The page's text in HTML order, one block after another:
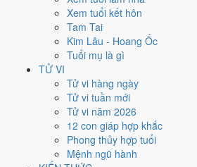
Xem tuổi kết hôn
Tam Tai
Kim Lâu - Hoang Ốc
Tuổi mụ là gì
TỬ VI
Tử vi hàng ngày
Tử vi tuần mới
Tử vi năm 2026
12 con giáp hợp khắc
Phong thủy hợp tuổi
Mệnh ngũ hành
Năm 2003 là năm
Năm 2003 là năm Quý Mùi, Nạp Âm
Thiên Can Quý hànhThủy gặp Địa Chi Mùi
hành của năm vì vậy làThủy - Thổ. Cách
can chi Quý Mùi.